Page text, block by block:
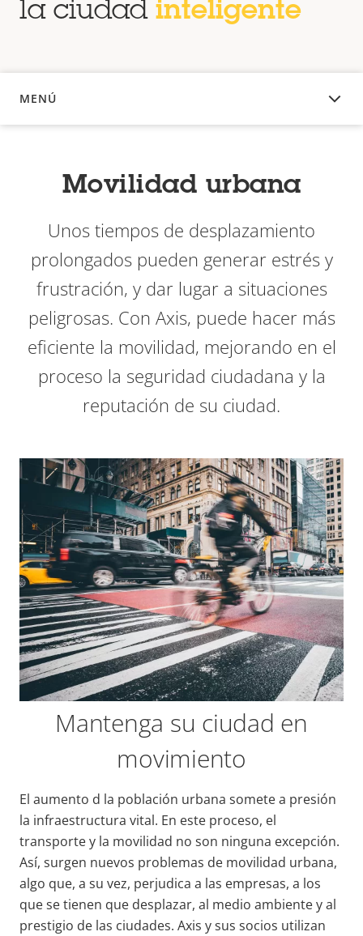
la ciudad inteligente
MENÚ
DESCRIPCIÓN
Movilidad urbana
Unos tiempos de desplazamiento
prolongados pueden generar estrés y
frustración, y dar lugar a situaciones
peligrosas. Con Axis, puede hacer más
eficiente la movilidad, mejorando en el
proceso la seguridad ciudadana y la
reputación de su ciudad.
Mantenga su ciudad en
movimiento
El aumento d la población urbana somete a presión
la infraestructura vital. En este proceso, el
transporte y la movilidad no son ninguna excepción.
Así, surgen nuevos problemas de movilidad urbana,
algo que, a su vez, perjudica a las empresas, a los
que se tienen que desplazar, al medio ambiente y al
prestigio de las ciudades. Axis y sus socios utilizan